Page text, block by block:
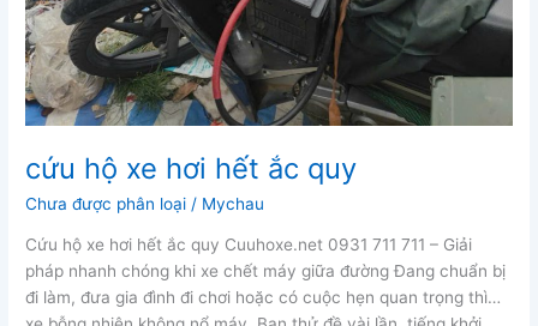
cứu hộ xe hơi hết ắc quy
Chưa được phân loại / Mychau
Cứu hộ xe hơi hết ắc quy Cuuhoxe.net 0931 711 711 – Giải
pháp nhanh chóng khi xe chết máy giữa đường Đang chuẩn bị
đi làm, đưa gia đình đi chơi hoặc có cuộc hẹn quan trọng thì…